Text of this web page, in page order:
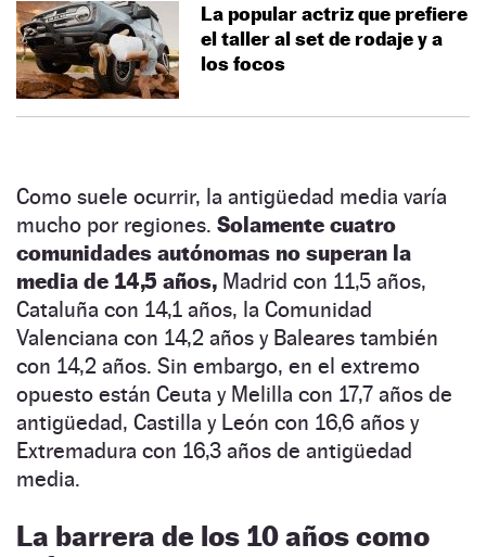
La popular actriz que prefiere
el taller al set de rodaje y a
los focos
Como suele ocurrir, la antigüedad media varía
mucho por regiones. Solamente cuatro
comunidades autónomas no superan la
media de 14,5 años, Madrid con 11,5 años,
Cataluña con 14,1 años, la Comunidad
Valenciana con 14,2 años y Baleares también
con 14,2 años. Sin embargo, en el extremo
opuesto están Ceuta y Melilla con 17,7 años de
antigüedad, Castilla y León con 16,6 años y
Extremadura con 16,3 años de antigüedad
media.
La barrera de los 10 años como